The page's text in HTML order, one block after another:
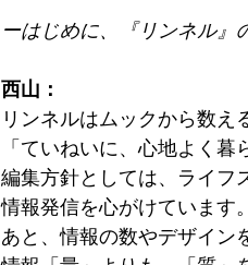
ーはじめに、『リンネル』
西山：
リンネルはムックから数え
「ていねいに、心地よく暮
編集方針としては、ライフ
情報発信を心がけています。
あと、情報の数やデザイン